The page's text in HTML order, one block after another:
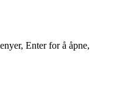
Enter for å åpne,